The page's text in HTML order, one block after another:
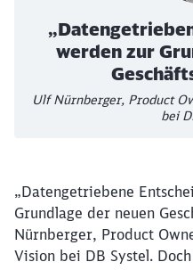
werden zur
Ulf Nürnberger, Product
bei
„Datengetriebene
Grundlage der neuen
Nürnberger, Product
Vision bei DB Systel.